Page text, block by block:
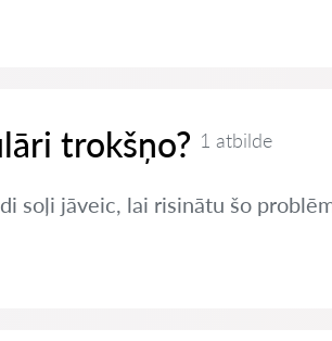
trokšņo? 1 atbilde
soļi jāveic, lai risinātu šo